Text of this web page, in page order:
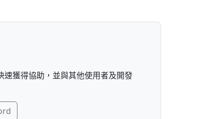
速獲得協助，並與其他使用者及開發